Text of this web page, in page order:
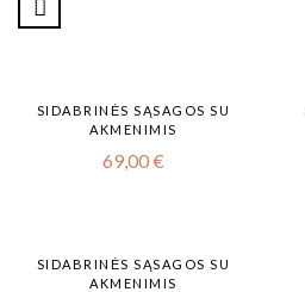
SIDABRINĖS SĄSAGOS SU
AKMENIMIS
69,00€
SIDABRINĖS SĄSAGOS SU
AKMENIMIS